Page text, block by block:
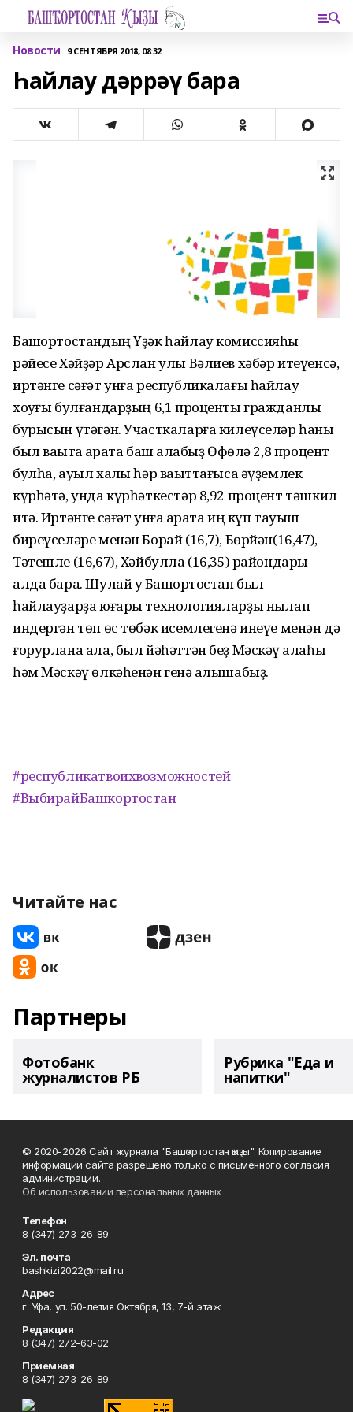
Новости 9 СЕНТЯБРЯ 2018, 08:32
Һайлау дәррәү бара
Башҡортостандың Үҙәк һайлау комиссияһы
рәйесе Хәйҙәр Арслан улы Вәлиев хәбәр итеүенсә,
иртәнге сәғәт унға республикалағы һайлау
хоҡуғы булғандарҙың 6,1 проценты гражданлыҡ
бурысын үтәгән. Участкаларға килеүселәр һаны
был ваҡытҡа ҡарата баш ҡалабыҙ Өфөлә 2,8 процент
булһа, ауыл халҡы һәр ваҡыттағыса әүҙемлек
күрһәтә, унда күрһәткестәр 8,92 процент тәшкил
итә. Иртәнге сәғәт унға ҡарата иң күп тауыш
биреүселәре менән Борай (16,7), Бөрйән(16,47),
Тәтешле (16,67), Хәйбулла (16,35) райондары
алда бара. Шулай уҡ Башҡортостан был
һайлауҙарҙа юғары технологияларҙы ныҡлап
индергән төп өс төбәк исемлегенә инеүе менән дә
ғорурлана ала, был йәһәттән беҙ Мәскәү ҡалаһы
һәм Мәскәү өлкәһенән генә ҡалышабыҙ.
#республикатвоихвозможностей
#ВыбирайБашкортостан
Читайте нас
Партнеры
Фотобанк
журналистов РБ
Рубрика "Еда и
напитки"
© 2020-2026 Сайт журнала "Башҡортостан ҡыҙы". Копирование
информации сайта разрешено только с письменного согласия
администрации.
Об использовании персональных данных
Телефон
8 (347) 273-26-89
Эл. почта
bashkizi2022@mail.ru
Адрес
г. Уфа, ул. 50-летия Октября, 13, 7-й этаж
Редакция
8 (347) 272-63-02
Приемная
8 (347) 273-26-89